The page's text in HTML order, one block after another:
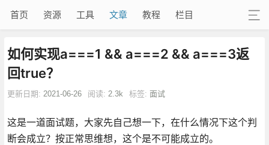
首页 资源 工具 文章 教程 栏目
如何实现a===1 && a===2 && a===3返
回true？
更新日期: 2021-06-26 阅读: 2.3k 标签: 面试
这是一道面试题，大家先自己想一下，在什么情况下这个判
断会成立？按正常思维想，这个是不可能成立的。